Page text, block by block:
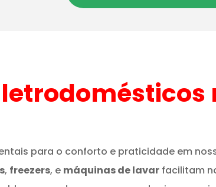
para o conforto e praticidade em
, freezers, e máquinas de lavar facilitam